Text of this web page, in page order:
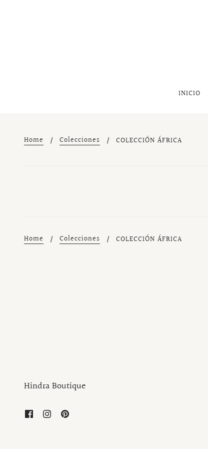
INICIO
Home Colecciones COLECCIÓN ÁFRICA
Home Colecciones COLECCIÓN ÁFRICA
Hindra Boutique